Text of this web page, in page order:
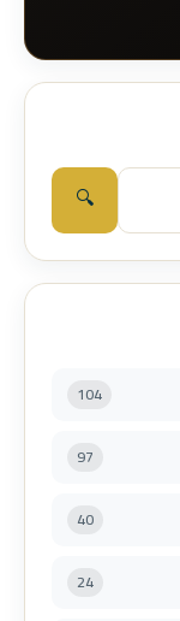
🔍
104
97
40
24